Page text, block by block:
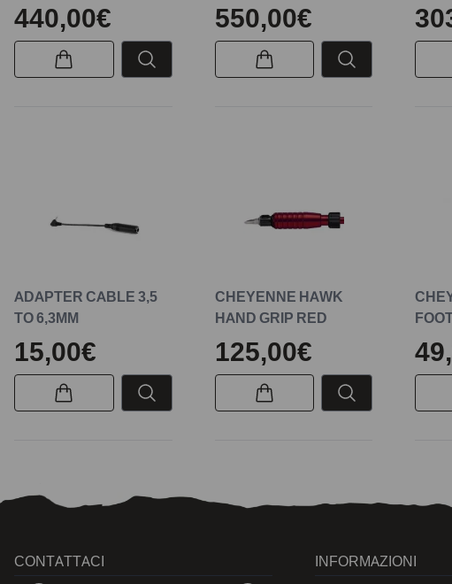
440,00€ 550,00€
ADAPTER CABLE 3,5
TO 6,3MM
15,00€
CHEYENNE HAWK
HAND GRIP RED
125,00€
CONTATTACI INFORMAZIONI